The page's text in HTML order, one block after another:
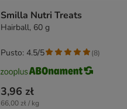
Smilla Nutri Treats
Hairball, 60 g
3,96 zł
66,00 zł / kg
Pusto: 4.5/5 (8)